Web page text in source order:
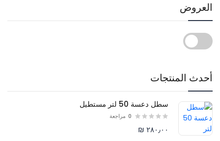
العروض
أحدث المنتجات
سطل دعسة 50 لتر مستطيل
0 مراجعة
٢٨٠٫٠٠ ₪